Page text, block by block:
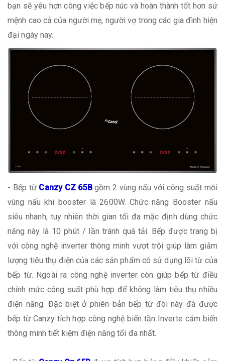
bạn sẽ yêu hơn công việc bếp núc và hoàn thành tốt hơn sứ
mệnh cao cả của người mẹ, người vợ trong các gia đình hiện
đại ngày nay.
- Bếp từ Canzy CZ 65Bgồm 2 vùng nấu với công suất mỗi
vùng nấu khi booster là 2600W. Chức năng Booster nấu
siêu nhanh, tuy nhiên thời gian tối đa mặc định dùng chức
năng này là 10 phút / lần tránh quá tải. Bếp được trang bị
với công nghệ inverter thông minh vượt trội giúp làm giảm
lượng tiêu thụ điện của các sản phẩm có sử dụng lõi từ của
bếp từ. Ngoài ra công nghệ inverter còn giúp bếp từ điều
chỉnh mức công suất phù hợp để không làm tiêu thụ nhiều
điện năng. Đặc biệt ở phiên bản bếp từ đôi này đã được
bếp từ Canzy tích hợp công nghệ biến tần Inverte cảm biến
thông minh tiết kiệm điện năng tối đa nhất.